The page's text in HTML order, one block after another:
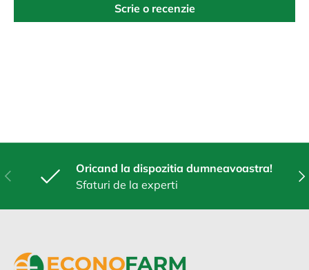
Scrie o recenzie
Anterior
Oricand la dispozitia dumneavoastra!
Sfaturi de la experti